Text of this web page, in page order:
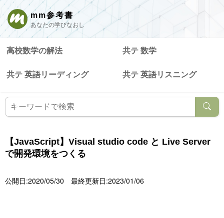
mm参考書
あなたの学びなおし
高校数学の解法 共テ 数学
共テ 英語リーディング 共テ 英語リスニング
【JavaScript】Visual studio code と Live Server
で開発環境をつくる
公開日:2020/05/30 最終更新日:2023/01/06